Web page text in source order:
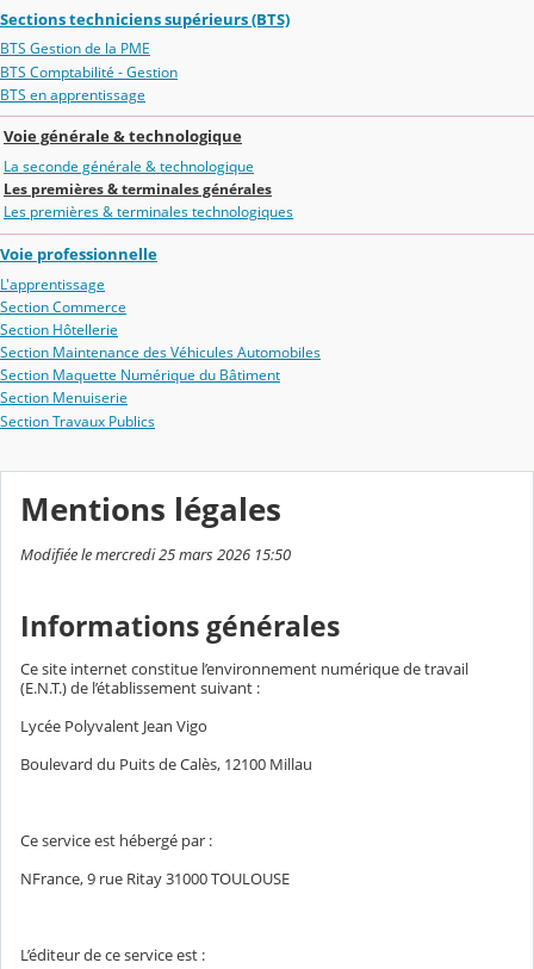
Sections techniciens supérieurs (BTS)
BTS Gestion de la PME
BTS Comptabilité - Gestion
BTS en apprentissage
Voie générale & technologique
La seconde générale & technologique
Les premières & terminales générales
Les premières & terminales technologiques
Voie professionnelle
L'apprentissage
Section Commerce
Section Hôtellerie
Section Maintenance des Véhicules Automobiles
Section Maquette Numérique du Bâtiment
Section Menuiserie
Section Travaux Publics
Mentions légales
Modifiée le mercredi 25 mars 2026 15:50
Informations générales
Ce site internet constitue l’environnement numérique de travail
(E.N.T.) de l’établissement suivant :
Lycée Polyvalent Jean Vigo
Boulevard du Puits de Calès, 12100 Millau
Ce service est hébergé par :
NFrance, 9 rue Ritay 31000 TOULOUSE
L’éditeur de ce service est :